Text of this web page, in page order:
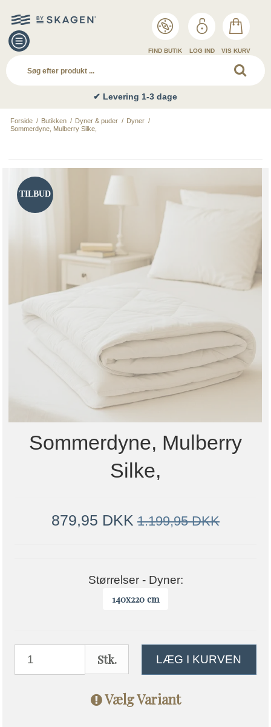
FIND BUTIK LOG IND VIS KURV
✔ Levering 1-3 dage
Forside / Butikken / Dyner & puder / Dyner /
Sommerdyne, Mulberry Silke,
TILBUD
Sommerdyne, Mulberry
Silke,
879,95 DKK 1.199,95 DKK
Størrelser - Dyner:
140x220 cm
Stk. LÆG I KURVEN
Vælg Variant